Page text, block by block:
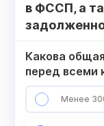
в ФССП, а
Какова
перед всеми
Менее